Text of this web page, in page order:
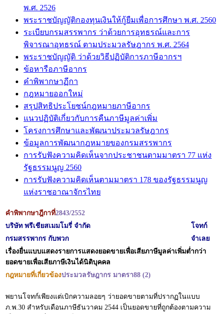
พ.ศ. 2526
พระราชบัญญัติกองทุนเงินให้กู้ยืมเพื่อการศึกษา พ.ศ. 2560
ระเบียบกรมสรรพากร ว่าด้วยการอุทธรณ์และการ
พิจารณาอุทธรณ์ ตามประมวลรัษฎากร พ.ศ. 2564
พระราชบัญญัติ ว่าด้วยวิธีปฏิบัติการภาษีอากรฯ
ข้อหารือภาษีอากร
คำพิพากษาฏีกา
กฎหมายออกใหม่
สรุปสิทธิประโยชน์กฎหมายภาษีอากร
แนวปฏิบัติเกี่ยวกับการคืนภาษีมูลค่าเพิ่ม
โครงการศึกษาและพัฒนาประมวลรัษฎากร
ข้อมูลการพัฒนากฎหมายของกรมสรรพากร
การรับฟังความคิดเห็นจากประชาชนตามมาตรา 77 แห่ง
รัฐธรรมนูญ 2560
การรับฟังความคิดเห็นตามมาตรา 178 ของรัฐธรรมนูญ
แห่งราชอาณาจักรไทย
คำพิพากษาฎีกาที่2843/2552
บริษัท พรีเชียสเมมโมรี่ จำกัด
โจทก์
กรมสรรพากร กับพวก
จำเลย
เรื่องยื่นแบบแสดงรายการแสดงยอดขายเพื่อเสียภาษีมูลค่าเพิ่มต่ำกว่า
ยอดขายเพื่อเสียภาษีเงินได้นิติบุคคล
กฎหมายที่เกี่ยวข้องประมวลรัษฎากร มาตรา88 (2)
พยานโจทก์เพียงแต่เบิกความลอยๆ ว่ายอดขายตามที่ปรากฏในแบบ
ภ.พ.30 สำหรับเดือนภาษีธันวาคม 2544 เป็นยอดขายที่ถูกต้องตามความ